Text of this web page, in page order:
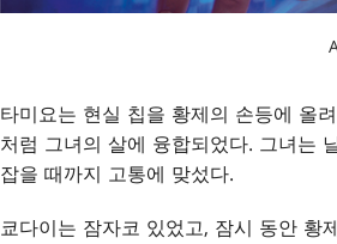
타미요는 현실 칩을 황제의 손등에 올
처럼 그녀의 살에 융합되었다. 그녀는
잡을 때까지 고통에 맞섰다.
쿄다이는 잠자코 있었고, 잠시 동안 황